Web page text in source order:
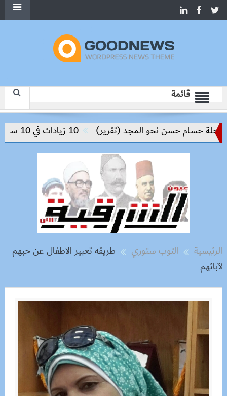
قائمة
حسام حسن نحو المجد (تقرير)
10 زيادات في 10 سنوات.. هل حان الوقت لرفع دعم البنزين نهائيا؟
ويوسف الصديق لدعم التنمية العمرانية والاستثمار
مصر
الرئيسية التوب ستوري
طريقه تعبير الاطفال عن حبهم
لآبائهم